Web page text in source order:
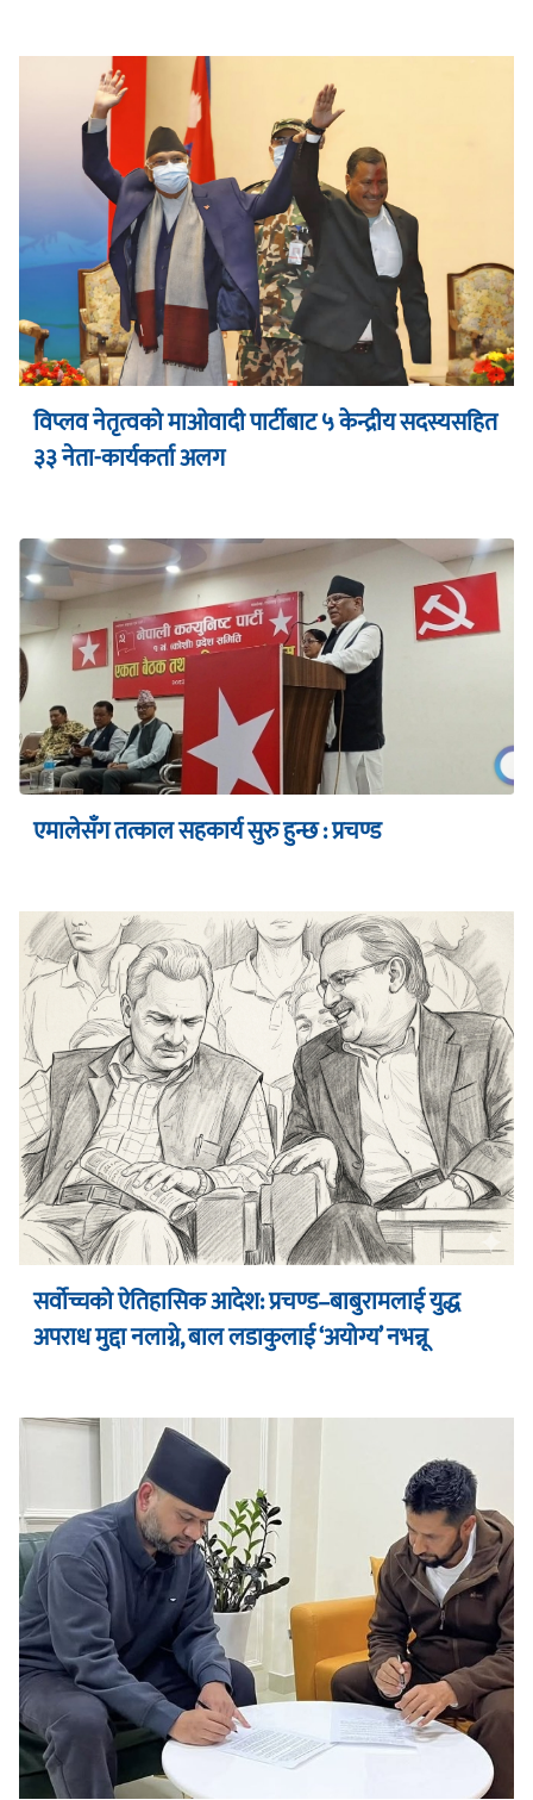
विप्लव नेतृत्वको माओवादी पार्टीबाट ५ केन्द्रीय सदस्यसहित
३३ नेता-कार्यकर्ता अलग
एमालेसँग तत्काल सहकार्य सुरु हुन्छ : प्रचण्ड
सर्वोच्चको ऐतिहासिक आदेश: प्रचण्ड–बाबुरामलाई युद्ध
अपराध मुद्दा नलाग्ने, बाल लडाकुलाई ‘अयोग्य’ नभन्नू